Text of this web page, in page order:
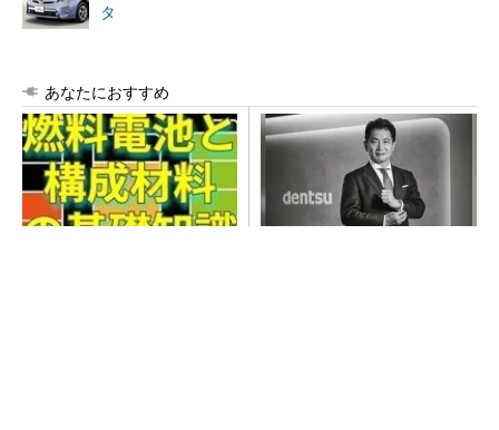
タ
あなたにおすすめ